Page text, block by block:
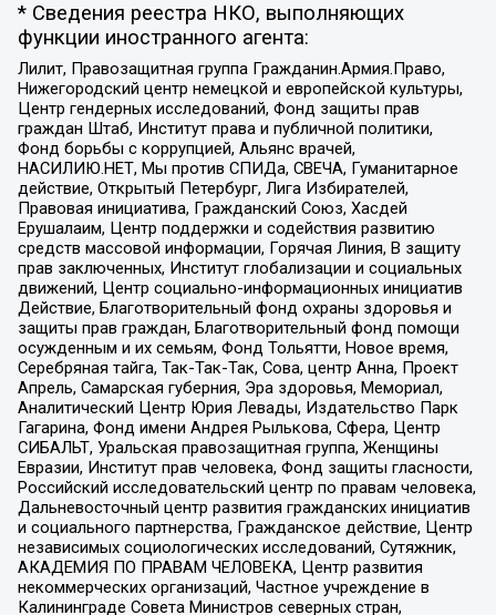
* Сведения реестра НКО, выполняющих
функции иностранного агента:
Лилит, Правозащитная группа Гражданин.Армия.Право,
Нижегородский центр немецкой и европейской культуры,
Центр гендерных исследований, Фонд защиты прав
граждан Штаб, Институт права и публичной политики,
Фонд борьбы с коррупцией, Альянс врачей,
НАСИЛИЮ.НЕТ, Мы против СПИДа, СВЕЧА, Гуманитарное
действие, Открытый Петербург, Лига Избирателей,
Правовая инициатива, Гражданский Союз, Хасдей
Ерушалаим, Центр поддержки и содействия развитию
средств массовой информации, Горячая Линия, В защиту
прав заключенных, Институт глобализации и социальных
движений, Центр социально-информационных инициатив
Действие, Благотворительный фонд охраны здоровья и
защиты прав граждан, Благотворительный фонд помощи
осужденным и их семьям, Фонд Тольятти, Новое время,
Серебряная тайга, Так-Так-Так, Сова, центр Анна, Проект
Апрель, Самарская губерния, Эра здоровья, Мемориал,
Аналитический Центр Юрия Левады, Издательство Парк
Гагарина, Фонд имени Андрея Рылькова, Сфера, Центр
СИБАЛЬТ, Уральская правозащитная группа, Женщины
Евразии, Институт прав человека, Фонд защиты гласности,
Российский исследовательский центр по правам человека,
Дальневосточный центр развития гражданских инициатив
и социального партнерства, Гражданское действие, Центр
независимых социологических исследований, Сутяжник,
АКАДЕМИЯ ПО ПРАВАМ ЧЕЛОВЕКА, Центр развития
некоммерческих организаций, Частное учреждение в
Калининграде Совета Министров северных стран,